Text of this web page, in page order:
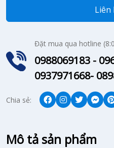
Liên
Đặt mua qua hotline
0988069183 -
0937971668-
Chia sẻ:
Mô tả sản phẩm